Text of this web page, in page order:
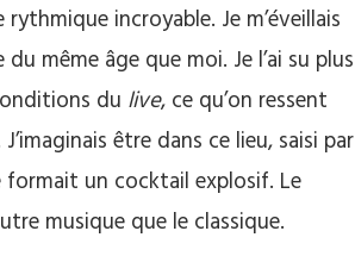
incroyable. Je m’éveillais
même âge que moi. Je l’ai su plus
du live, ce qu’on ressent
être dans ce lieu, saisi par
formait un cocktail explosif. Le
musique que le classique.